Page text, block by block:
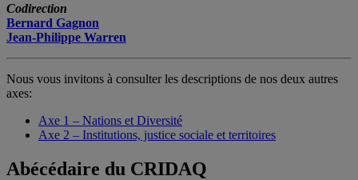
Codirection
Bernard Gagnon
Jean-Philippe Warren
Nous vous invitons à consulter les descriptions de nos deux autres
axes:
Axe 1 – Nations et Diversité
Axe 2 – Institutions, justice sociale et territoires
Abécédaire du CRIDAQ